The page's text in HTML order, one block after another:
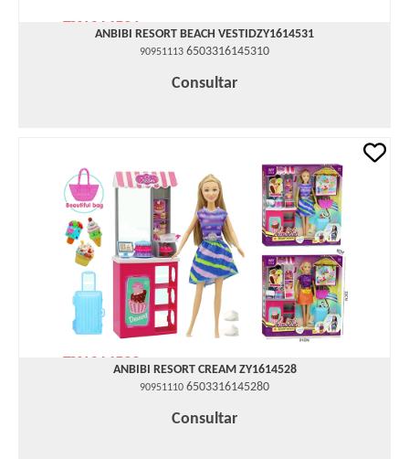
ANBIBI RESORT BEACH VESTIDZY1614531
90951113 6503316145310
Consultar
ANBIBI RESORT CREAM ZY1614528
90951110 6503316145280
Consultar